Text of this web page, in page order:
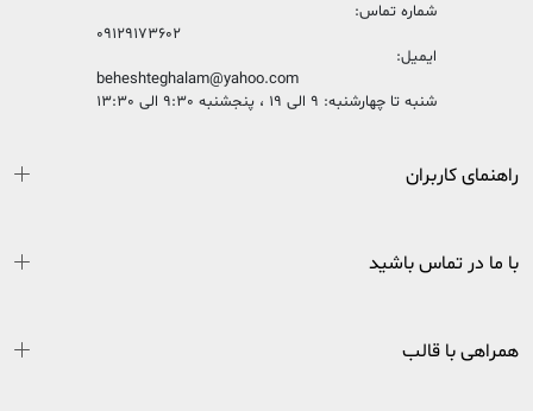
شماره تماس:
09129173602
ایمیل:
beheshteghalam@yahoo.com
شنبه تا چهارشنبه: 9 الی 19 ، پنجشنبه 9:30 الی 13:30
راهنمای کاربران
با ما در تماس باشید
همراهی با قالب